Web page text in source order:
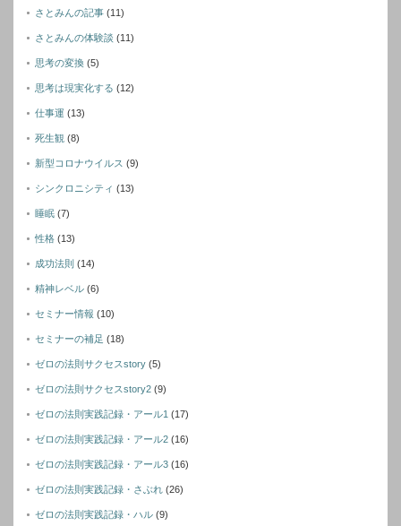
さとみんの記事 (11)
さとみんの体験談 (11)
思考の変換 (5)
思考は現実化する (12)
仕事運 (13)
死生観 (8)
新型コロナウイルス (9)
シンクロニシティ (13)
睡眠 (7)
性格 (13)
成功法則 (14)
精神レベル (6)
セミナー情報 (10)
セミナーの補足 (18)
ゼロの法則サクセスstory (5)
ゼロの法則サクセスstory2 (9)
ゼロの法則実践記録・アール1 (17)
ゼロの法則実践記録・アール2 (16)
ゼロの法則実践記録・アール3 (16)
ゼロの法則実践記録・さぶれ (26)
ゼロの法則実践記録・ハル (9)